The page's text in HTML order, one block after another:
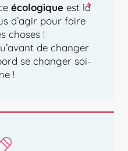
écologique est là
d’agir pour faire
choses !
de changer
se changer soi-
!